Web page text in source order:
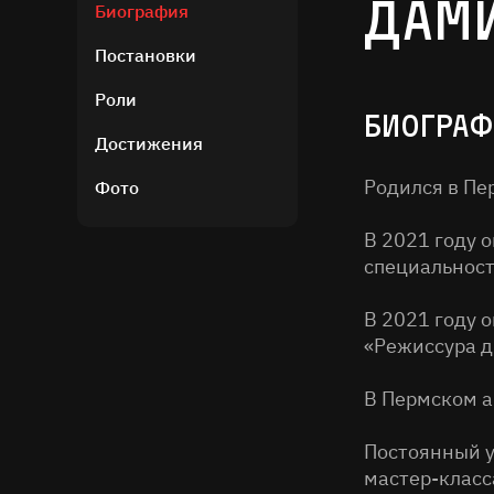
Биография
Постановки
Роли
Достижения
Фото
Родился в
В 2021 году
В 2021 году
«Режиссура
В Пермском
Постоянный
мастер-